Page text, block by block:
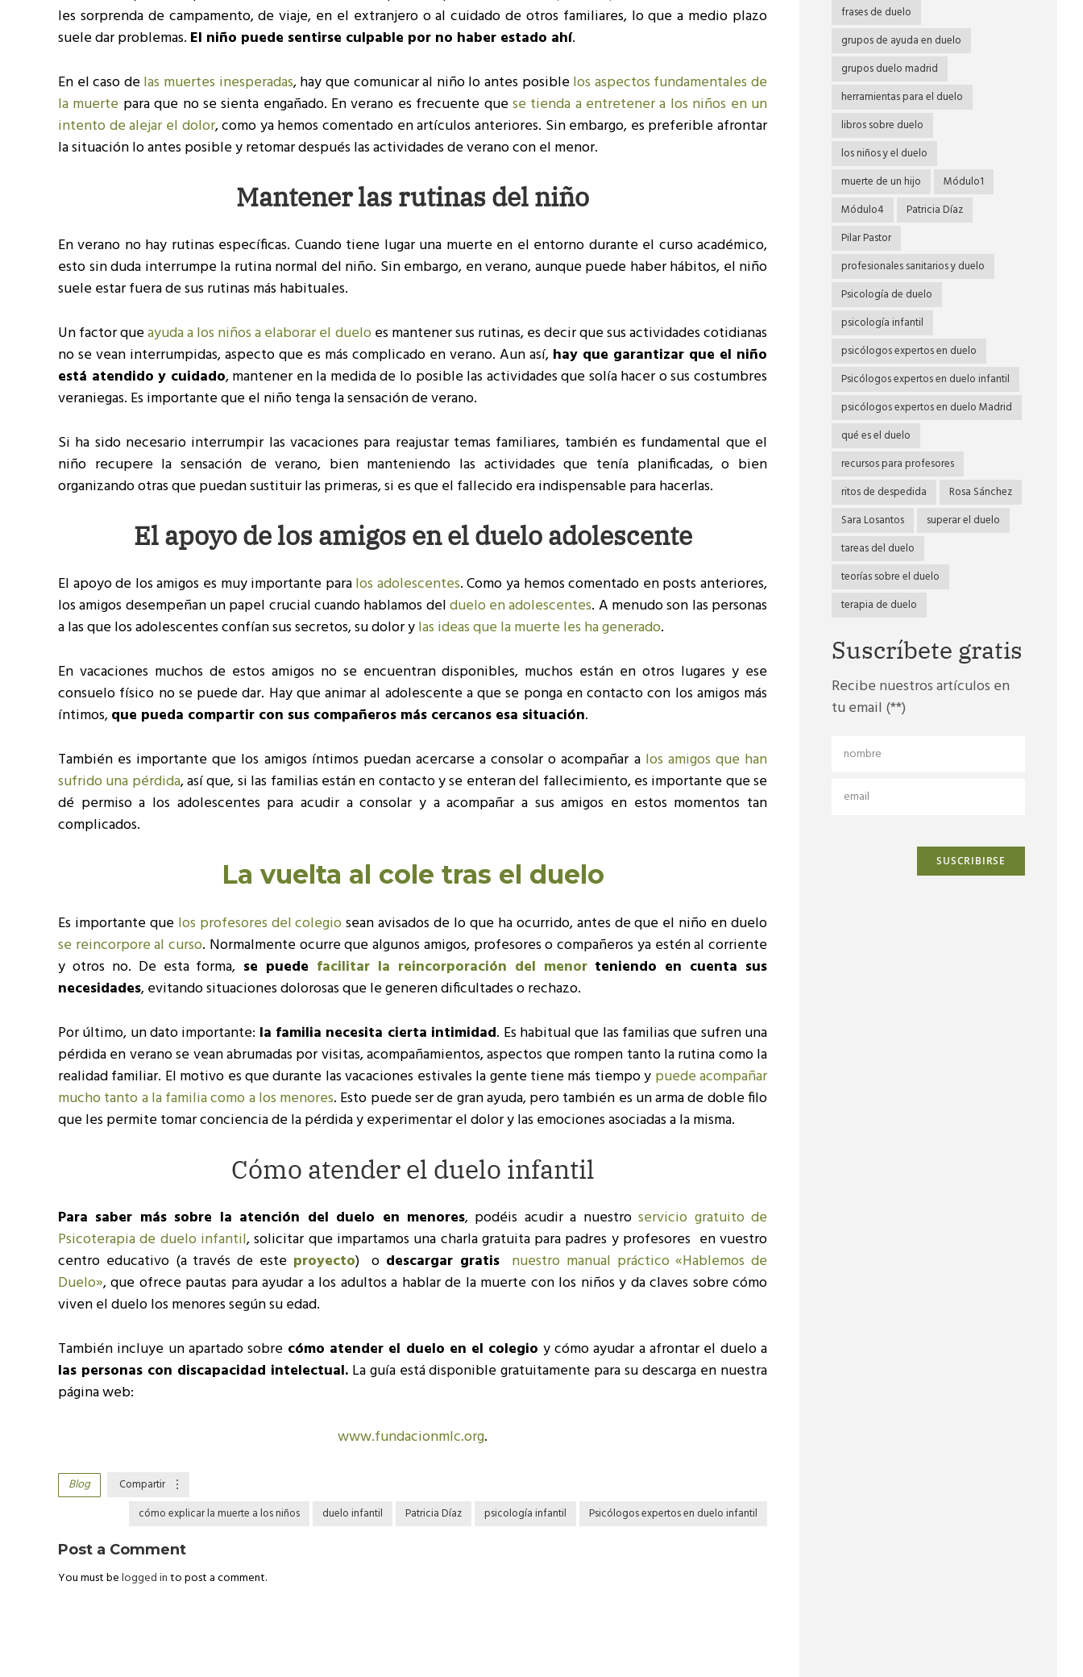
les sorprenda de campamento, de viaje, en el extranjero o al cuidado de otros familiares, lo que a medio plazo
suele dar problemas. El niño puede sentirse culpable por no haber estado ahí.
En el caso delas muertes inesperadas, hay que comunicar al niño lo antes posiblelos aspectos fundamentales de
la muerte para que no se sienta engañado. En verano es frecuente quese tienda a entretener a los niños en un
intento de alejar el dolor, como ya hemos comentado en artículos anteriores. Sin embargo, es preferible afrontar
la situación lo antes posible y retomar después las actividades de verano con el menor.
Mantener las rutinas del niño
En verano no hay rutinas específicas. Cuando tiene lugar una muerte en el entorno durante el curso académico,
esto sin duda interrumpe la rutina normal del niño. Sin embargo, en verano, aunque puede haber hábitos, el niño
suele estar fuera de sus rutinas más habituales.
Un factor queayuda a los niños a elaborar el dueloes mantener sus rutinas, es decir que sus actividades cotidianas
no se vean interrumpidas, aspecto que es más complicado en verano. Aun así, hay que garantizar que el niño
está atendido y cuidado, mantener en la medida de lo posible las actividades que solía hacer o sus costumbres
veraniegas. Es importante que el niño tenga la sensación de verano.
Si ha sido necesario interrumpir las vacaciones para reajustar temas familiares, también es fundamental que el
niño recupere la sensación de verano, bien manteniendo las actividades que tenía planificadas, o bien
organizando otras que puedan sustituir las primeras, si es que el fallecido era indispensable para hacerlas.
El apoyo de los amigos en el duelo adolescente
El apoyo de los amigos es muy importante paralos adolescentes. Como ya hemos comentado en posts anteriores,
los amigos desempeñan un papel crucial cuando hablamos delduelo en adolescentes. A menudo son las personas
a las que los adolescentes confían sus secretos, su dolor ylas ideas que la muerte les ha generado.
En vacaciones muchos de estos amigos no se encuentran disponibles, muchos están en otros lugares y ese
consuelo físico no se puede dar. Hay que animar al adolescente a que se ponga en contacto con los amigos más
íntimos,que pueda compartir con sus compañeros más cercanos esa situación.
También es importante que los amigos íntimos puedan acercarse a consolar o acompañar a los amigos que han
sufrido una pérdida, así que, si las familias están en contacto y se enteran del fallecimiento, es importante que se
dé permiso a los adolescentes para acudir a consolar y a acompañar a sus amigos en estos momentos tan
complicados.
La vuelta al cole tras el duelo
Es importante que los profesores del colegiosean avisados de lo que ha ocurrido, antes de que el niño en duelo
se reincorpore al curso. Normalmente ocurre que algunos amigos, profesores o compañeros ya estén al corriente
y otros no. De esta forma, se puede facilitar la reincorporación del menor teniendo en cuenta sus
necesidades, evitando situaciones dolorosas que le generen dificultades o rechazo.
Por último, un dato importante: la familia necesita cierta intimidad. Es habitual que las familias que sufren una
pérdida en verano se vean abrumadas por visitas, acompañamientos, aspectos que rompen tanto la rutina como la
realidad familiar. El motivo es que durante las vacaciones estivales la gente tiene más tiempo y puede acompañar
mucho tanto a la familia como a los menores. Esto puede ser de gran ayuda, pero también es un arma de doble filo
que les permite tomar conciencia de la pérdida y experimentar el dolor y las emociones asociadas a la misma.
Cómo atender el duelo infantil
Para saber más sobre la atención del duelo en menores, podéis acudir a nuestroservicio gratuito de
Psicoterapia de duelo infantil, solicitar que impartamos una charla gratuita para padres y profesores en vuestro
centro educativo (a través de este proyecto) o descargar gratis nuestro manual práctico «Hablemos de
Duelo», que ofrece pautas para ayudar a los adultos a hablar de la muerte con los niños y da claves sobre cómo
viven el duelo los menores según su edad.
También incluye un apartado sobre cómo atender el duelo en el colegio y cómo ayudar a afrontar el duelo a
las personas con discapacidad intelectual.La guía está disponible gratuitamente para su descarga en nuestra
página web:
www.fundacionmlc.org.
Blog
Compartir
cómo explicar la muerte a los niños
duelo infantil Patricia Díaz psicología infantil Psicólogos expertos en duelo infantil
Post a Comment
You must belogged into post a comment.
frases de duelo
grupos de ayuda en duelo
grupos duelo madrid
herramientas para el duelo
libros sobre duelo
los niños y el duelo
muerte de un hijo
Módulo1
Módulo4
Patricia Díaz
Pilar Pastor
profesionales sanitarios y duelo
Psicología de duelo
psicología infantil
psicólogos expertos en duelo
Psicólogos expertos en duelo infantil
psicólogos expertos en duelo Madrid
qué es el duelo
recursos para profesores
ritos de despedida
Rosa Sánchez
Sara Losantos
superar el duelo
tareas del duelo
teorías sobre el duelo
terapia de duelo
Suscríbete gratis
Recibe nuestros artículos en
tu email (**)